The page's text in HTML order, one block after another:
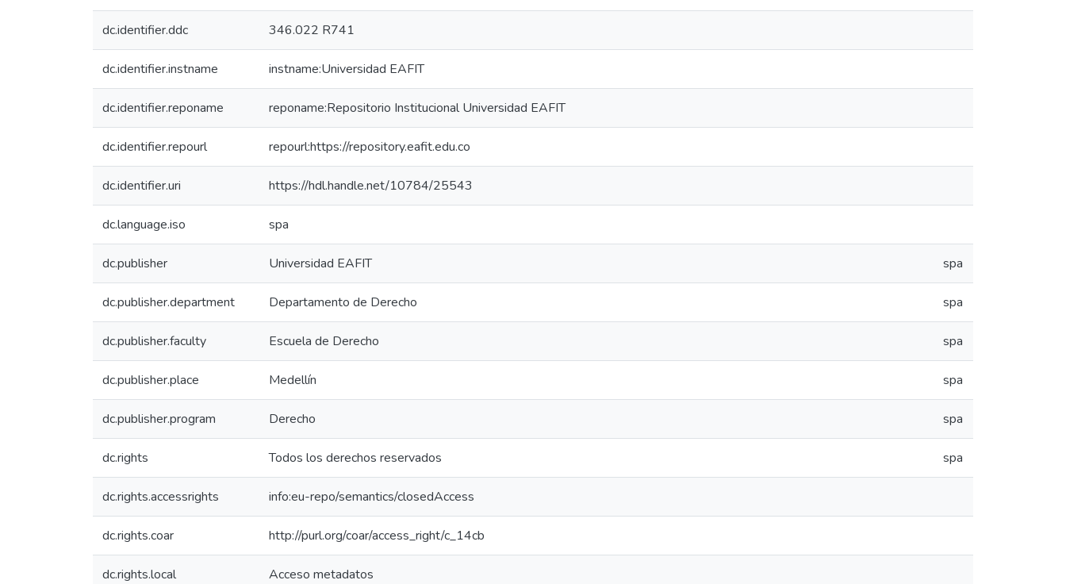
dc.identifier.ddc 346.022 R741
dc.identifier.instname instname:Universidad EAFIT
dc.identifier.reponame reponame:Repositorio Institucional Universidad EAFIT
dc.identifier.repourl repourl:https://repository.eafit.edu.co
dc.identifier.uri https://hdl.handle.net/10784/25543
dc.language.iso spa
dc.publisher Universidad EAFIT spa
dc.publisher.department Departamento de Derecho spa
dc.publisher.faculty Escuela de Derecho spa
dc.publisher.place Medellín spa
dc.publisher.program Derecho spa
dc.rights Todos los derechos reservados spa
dc.rights.accessrights info:eu-repo/semantics/closedAccess
dc.rights.coar http://purl.org/coar/access_right/c_14cb
dc.rights.local Acceso metadatos